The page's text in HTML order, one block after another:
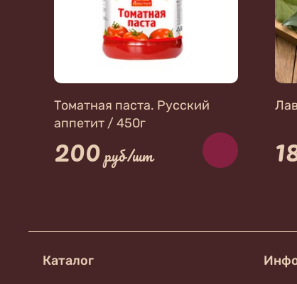
Томатная паста. Русский
аппетит / 450г
200руб/шт
Каталог